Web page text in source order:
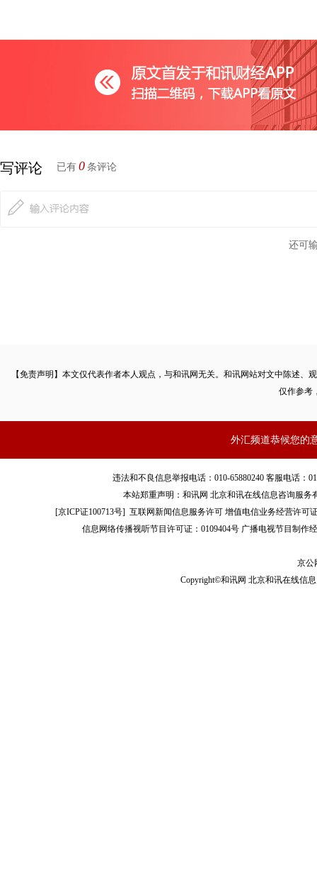
写评论 已有 0 条评论
还可
【免责声明】本文仅代表作者本人观点，与和讯网无关。和讯网站对文中陈述
仅作参考
外汇频道恭候您的
违法和不良信息举报电话：010-65880240 客服电话：
本站郑重声明：和讯网 北京和讯在线信息咨询服
[京ICP证100713号]互联网新闻信息服务许可 增值电信业务经营许可
信息网络传播视听节目许可证：0109404号 广播电视节目制作
京公
Copyright©和讯网 北京和讯在线信